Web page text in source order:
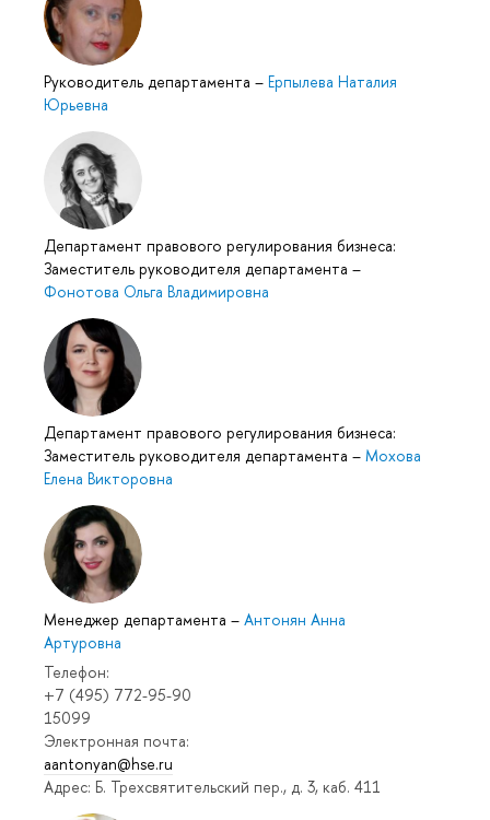
Руководитель департамента – Ерпылева Наталия
Юрьевна
Департамент правового регулирования бизнеса:
Заместитель руководителя департамента –
Фонотова Ольга Владимировна
Департамент правового регулирования бизнеса:
Заместитель руководителя департамента – Мохова
Елена Викторовна
Менеджер департамента – Антонян Анна
Артуровна
Телефон:
+7 (495) 772-95-90
15099
Электронная почта:
aantonyan@hse.ru
Адрес: Б. Трехсвятительский пер., д. 3, каб. 411